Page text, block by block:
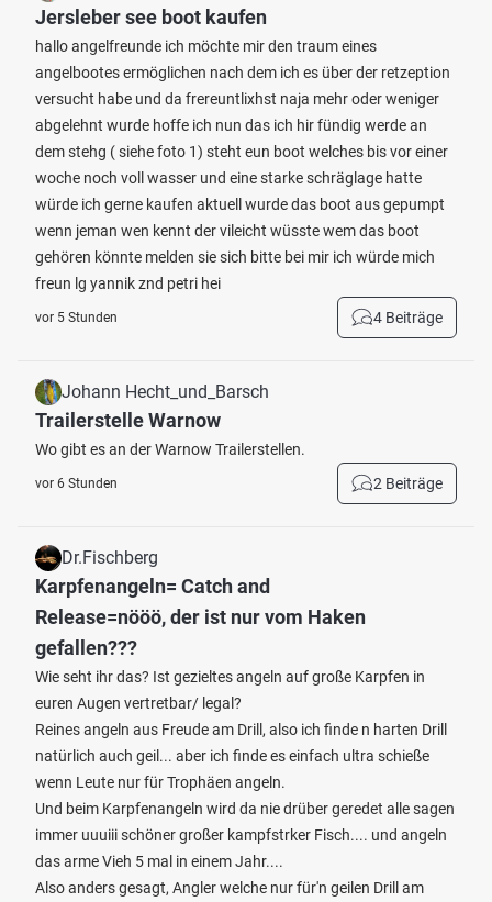
Jersleber see boot kaufen
hallo angelfreunde ich möchte mir den traum eines
angelbootes ermöglichen nach dem ich es über der retzeption
versucht habe und da frereuntlixhst naja mehr oder weniger
abgelehnt wurde hoffe ich nun das ich hir fündig werde an
dem stehg ( siehe foto 1) steht eun boot welches bis vor einer
woche noch voll wasser und eine starke schräglage hatte
würde ich gerne kaufen aktuell wurde das boot aus gepumpt
wenn jeman wen kennt der vileicht wüsste wem das boot
gehören könnte melden sie sich bitte bei mir ich würde mich
freun lg yannik znd petri hei
vor 5 Stunden 4 Beiträge
Johann Hecht_und_Barsch
Trailerstelle Warnow
Wo gibt es an der Warnow Trailerstellen.
vor 6 Stunden 2 Beiträge
Dr.Fischberg
Karpfenangeln= Catch and
Release=nööö, der ist nur vom Haken
gefallen???
Wie seht ihr das? Ist gezieltes angeln auf große Karpfen in
euren Augen vertretbar/ legal?
Reines angeln aus Freude am Drill, also ich finde n harten Drill
natürlich auch geil... aber ich finde es einfach ultra schieße
wenn Leute nur für Trophäen angeln.
Und beim Karpfenangeln wird da nie drüber geredet alle sagen
immer uuuiii schöner großer kampfstrker Fisch.... und angeln
das arme Vieh 5 mal in einem Jahr....
Also anders gesagt, Angler welche nur für'n geilen Drill am